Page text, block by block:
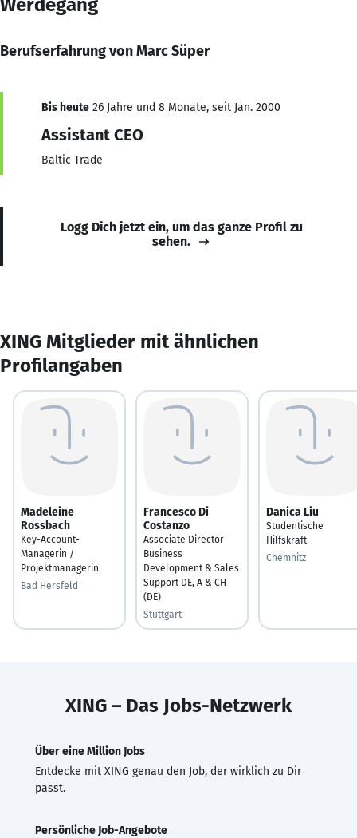
Berufserfahrung von Marc Süper
Bis heute 26 Jahre und 8 Monate, seit Jan. 2000
Assistant CEO
Baltic Trade
Logg Dich jetzt ein, um das ganze Profil zu
sehen.
XING Mitglieder mit ähnlichen
Profilangaben
Madeleine
Rossbach
Key-Account-
Managerin /
Projektmanagerin
Bad Hersfeld
Francesco Di
Costanzo
Associate Director
Business
Development & Sales
Support DE, A & CH
(DE)
Stuttgart
Danica Liu
Studentische
Hilfskraft
Chemnitz
XING – Das Jobs-Netzwerk
Über eine Million Jobs
Entdecke mit XING genau den Job, der wirklich zu Dir
passt.
Persönliche Job-Angebote